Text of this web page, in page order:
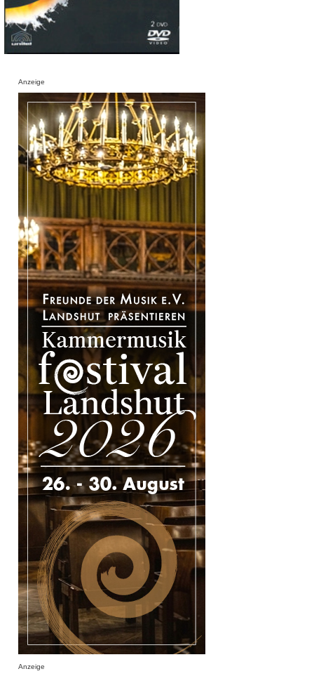
Anzeige
Anzeige